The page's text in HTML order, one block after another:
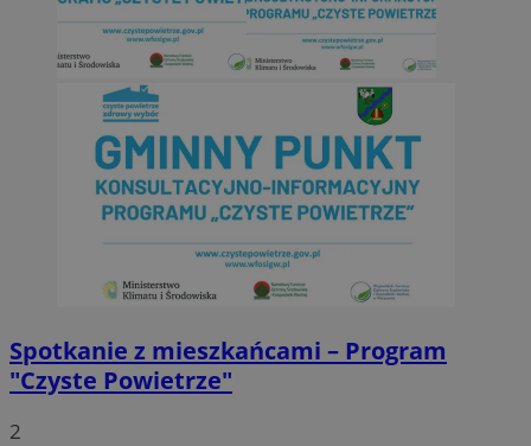
Spotkanie z mieszkańcami – Program
"Czyste Powietrze"
2